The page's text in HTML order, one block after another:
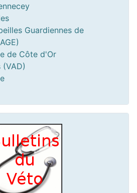
Guardiennes de
de Côte d'Or